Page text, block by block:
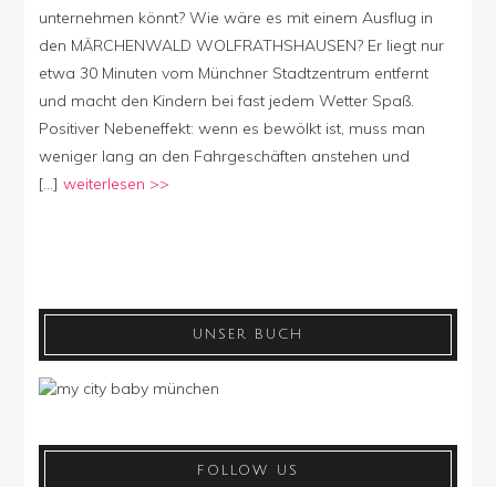
unternehmen könnt? Wie wäre es mit einem Ausflug in
den MÄRCHENWALD WOLFRATHSHAUSEN? Er liegt nur
etwa 30 Minuten vom Münchner Stadtzentrum entfernt
und macht den Kindern bei fast jedem Wetter Spaß.
Positiver Nebeneffekt: wenn es bewölkt ist, muss man
weniger lang an den Fahrgeschäften anstehen und
[…] weiterlesen >>
UNSER BUCH
FOLLOW US